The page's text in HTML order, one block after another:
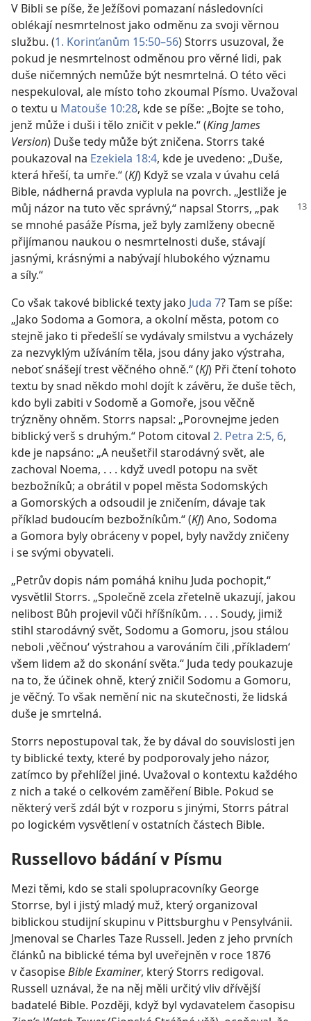
V Bibli se píše, že Ježíšovi pomazaní následovníci
oblékají nesmrtelnost jako odměnu za svoji věrnou
službu. (1. Korinťanům 15:50–56) Storrs usuzoval, že
pokud je nesmrtelnost odměnou pro věrné lidi, pak
duše ničemných nemůže být nesmrtelná. O této věci
nespekuloval, ale místo toho zkoumal Písmo. Uvažoval
o textu u Matouše 10:28, kde se píše: „Bojte se toho,
jenž může i duši i tělo zničit v pekle.“ (King James
Version) Duše tedy může být zničena. Storrs také
poukazoval na Ezekiela 18:4, kde je uvedeno: „Duše,
která hřeší, ta umře.“ (KJ) Když se vzala v úvahu celá
Bible, nádherná pravda vyplula na povrch. „Jestliže je
můj názor na tuto věc správný,“ napsal Storrs, „pak
se mnohé pasáže Písma, jež byly zamlženy obecně
přijímanou naukou o nesmrtelnosti duše, stávají
jasnými, krásnými a nabývají hlubokého významu
a síly.“
Co však takové biblické texty jako Juda 7? Tam se píše:
„Jako Sodoma a Gomora, a okolní města, potom co
stejně jako ti předešlí se vydávaly smilstvu a vycházely
za nezvyklým užíváním těla, jsou dány jako výstraha,
neboť snášejí trest věčného ohně.“ (KJ) Při čtení tohoto
textu by snad někdo mohl dojít k závěru, že duše těch,
kdo byli zabiti v Sodomě a Gomoře, jsou věčně
trýzněny ohněm. Storrs napsal: „Porovnejme jeden
biblický verš s druhým.“ Potom citoval 2. Petra 2:5, 6,
kde je napsáno: „A neušetřil starodávný svět, ale
zachoval Noema, . . . když uvedl potopu na svět
bezbožníků; a obrátil v popel města Sodomských
a Gomorských a odsoudil je zničením, dávaje tak
příklad budoucím bezbožníkům.“ (KJ) Ano, Sodoma
a Gomora byly obráceny v popel, byly navždy zničeny
i se svými obyvateli.
„Petrův dopis nám pomáhá knihu Juda pochopit,“
vysvětlil Storrs. „Společně zcela zřetelně ukazují, jakou
nelibost Bůh projevil vůči hříšníkům. . . . Soudy, jimiž
stihl starodávný svět, Sodomu a Gomoru, jsou stálou
neboli ‚věčnou‘ výstrahou a varováním čili ‚příkladem‘
všem lidem až do skonání světa.“ Juda tedy poukazuje
na to, že účinek ohně, který zničil Sodomu a Gomoru,
je věčný. To však nemění nic na skutečnosti, že lidská
duše je smrtelná.
Storrs nepostupoval tak, že by dával do souvislosti jen
ty biblické texty, které by podporovaly jeho názor,
zatímco by přehlížel jiné. Uvažoval o kontextu každého
z nich a také o celkovém zaměření Bible. Pokud se
některý verš zdál být v rozporu s jinými, Storrs pátral
po logickém vysvětlení v ostatních částech Bible.
Russellovo bádání v Písmu
Mezi těmi, kdo se stali spolupracovníky George
Storrse, byl i jistý mladý muž, který organizoval
biblickou studijní skupinu v Pittsburghu v Pensylvánii.
Jmenoval se Charles Taze Russell. Jeden z jeho prvních
článků na biblické téma byl uveřejněn v roce 1876
v časopiseBible Examiner, který Storrs redigoval.
Russell uznával, že na něj měli určitý vliv dřívější
badatelé Bible. Později, když byl vydavatelem časopisu